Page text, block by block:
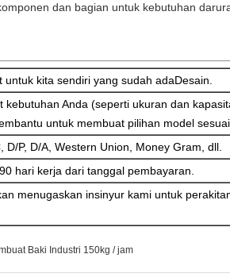
dan bagian untuk kebutuhan
untuk kita sendiri yang sudah adaDesain.
kebutuhan Anda (seperti ukuran dan
untuk membuat pilihan model sesuai.
D/P, D/A, Western Union, Money Gram, dll.
hari kerja dari tanggal pembayaran.
menugaskan insinyur kami untuk
Baki Industri 150kg / jam